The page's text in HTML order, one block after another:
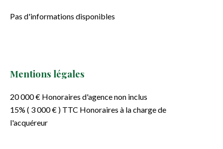
Pas d'informations disponibles
Mentions légales
20 000 € Honoraires d'agence non inclus
15% ( 3 000 € ) TTC Honoraires à la charge de
l'acquéreur